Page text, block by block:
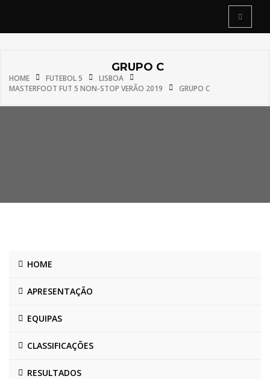
GRUPO C
HOME FUTEBOL 5
LISBOA
MASTERFOOT FUT 5 NON-STOP VERÃO 2019
GRUPO C
HOME
APRESENTAÇÃO
EQUIPAS
CLASSIFICAÇÕES
RESULTADOS